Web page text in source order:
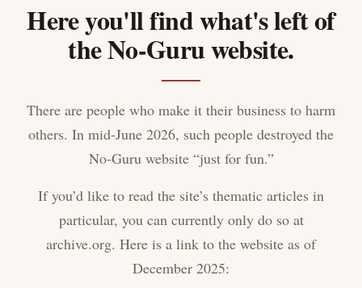
Here you'll find what's left of
the No-Guru website.
There are people who make it their business to harm
others. In mid-June 2026, such people destroyed the
No-Guru website “just for fun.”
If you’d like to read the site’s thematic articles in
particular, you can currently only do so at
archive.org. Here is a link to the website as of
December 2025: